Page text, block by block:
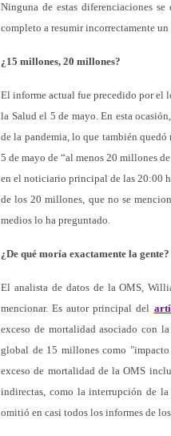
Ninguna de estas diferenciaciones
completo a resumir incorrectamente
¿15 millones, 20 millones?
El informe actual fue precedido por el
la Salud el 5 de mayo. En esta
de la pandemia, lo que también
5 de mayo de “al menos 20 millones
en el noticiario principal de las 20:00
de los 20 millones, que no se
medios lo ha preguntado.
¿De qué moría exactamente la gente?
El analista de datos de la OMS,
mencionar. Es autor principal del
exceso de mortalidad asociado con
global de 15 millones como "impacto
exceso de mortalidad de la OMS
indirectas, como la interrupción de
omitió en casi todos los informes de